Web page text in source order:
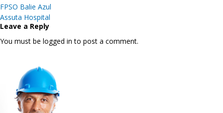
Post
navigation
FPSO Balie Azul
Assuta Hospital
Leave a Reply
You must be logged in to post a comment.